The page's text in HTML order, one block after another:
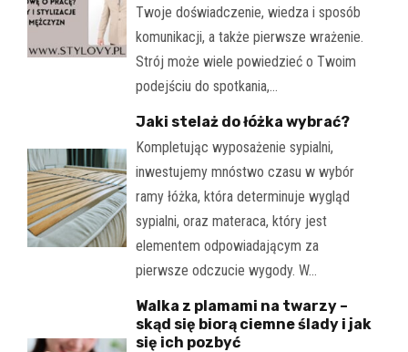
Twoje doświadczenie, wiedza i sposób
komunikacji, a także pierwsze wrażenie.
Strój może wiele powiedzieć o Twoim
podejściu do spotkania,…
Jaki stelaż do łóżka wybrać?
Kompletując wyposażenie sypialni,
inwestujemy mnóstwo czasu w wybór
ramy łóżka, która determinuje wygląd
sypialni, oraz materaca, który jest
elementem odpowiadającym za
pierwsze odczucie wygody. W…
Walka z plamami na twarzy –
skąd się biorą ciemne ślady i jak
się ich pozbyć